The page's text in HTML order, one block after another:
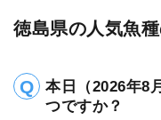
徳島県の人気魚
本日（2026年8
つですか？